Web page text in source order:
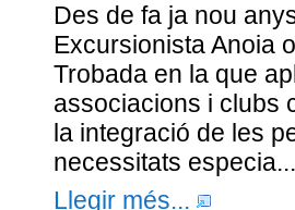
Des de fa ja nou
Excursionista Anoia
Trobada en la que
associacions i clubs
la integració de les
necessitats especia...
Llegir més...